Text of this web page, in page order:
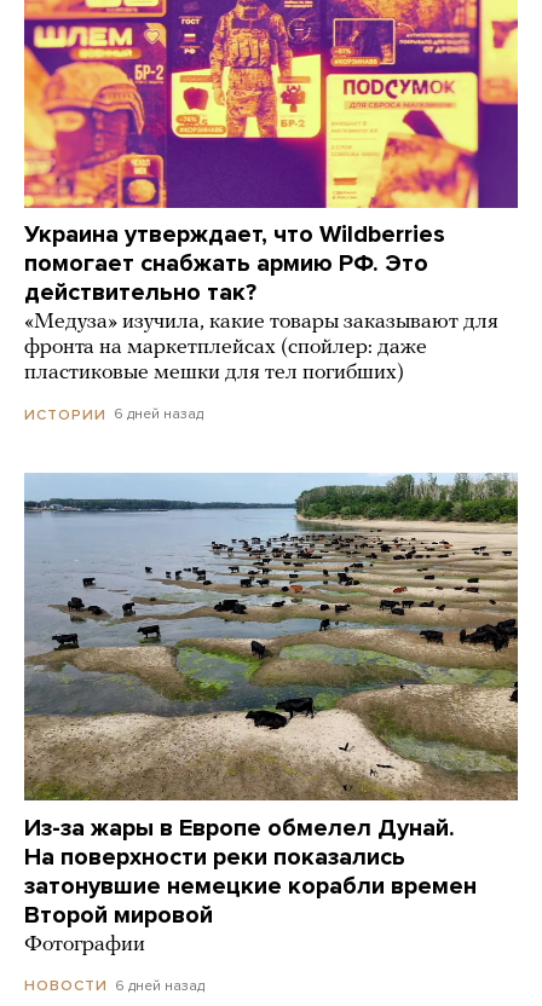
Украина утверждает, что Wildberries
помогает снабжать армию РФ. Это
действительно так?
«Медуза» изучила, какие товары заказывают для
фронта на маркетплейсах (спойлер: даже
пластиковые мешки для тел погибших)
ИСТОРИИ 6 дней назад
Из-за жары в Европе обмелел Дунай.
На поверхности реки показались
затонувшие немецкие корабли времен
Второй мировой
Фотографии
НОВОСТИ 6 дней назад